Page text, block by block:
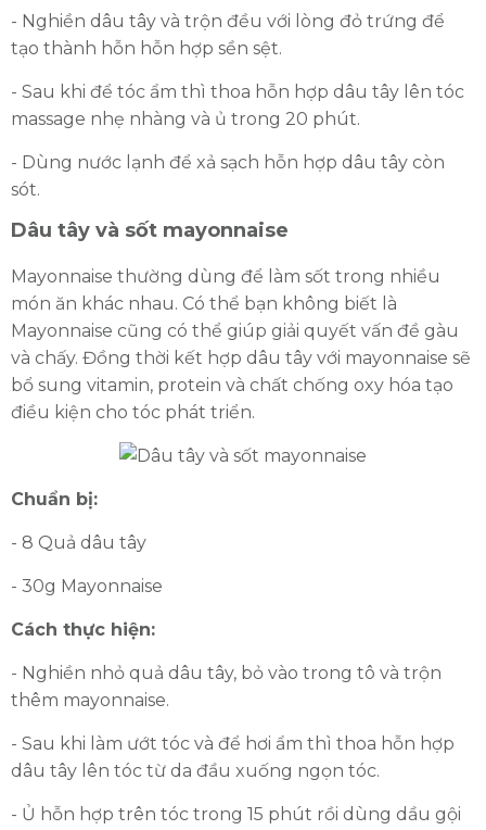
- Nghiền dâu tây và trộn đều với lòng đỏ trứng để
tạo thành hỗn hỗn hợp sền sệt.
- Sau khi để tóc ẩm thì thoa hỗn hợp dâu tây lên tóc
massage nhẹ nhàng và ủ trong 20 phút.
- Dùng nước lạnh để xả sạch hỗn hợp dâu tây còn
sót.
Dâu tây và sốt mayonnaise
Mayonnaise thường dùng để làm sốt trong nhiều
món ăn khác nhau. Có thể bạn không biết là
Mayonnaise cũng có thể giúp giải quyết vấn đề gàu
và chấy. Đồng thời kết hợp dâu tây với mayonnaise sẽ
bổ sung vitamin, protein và chất chống oxy hóa tạo
điều kiện cho tóc phát triển.
Chuẩn bị:
- 8 Quả dâu tây
- 30g Mayonnaise
Cách thực hiện:
- Nghiền nhỏ quả dâu tây, bỏ vào trong tô và trộn
thêm mayonnaise.
- Sau khi làm ướt tóc và để hơi ẩm thì thoa hỗn hợp
dâu tây lên tóc từ da đầu xuống ngọn tóc.
- Ủ hỗn hợp trên tóc trong 15 phút rồi dùng dầu gội